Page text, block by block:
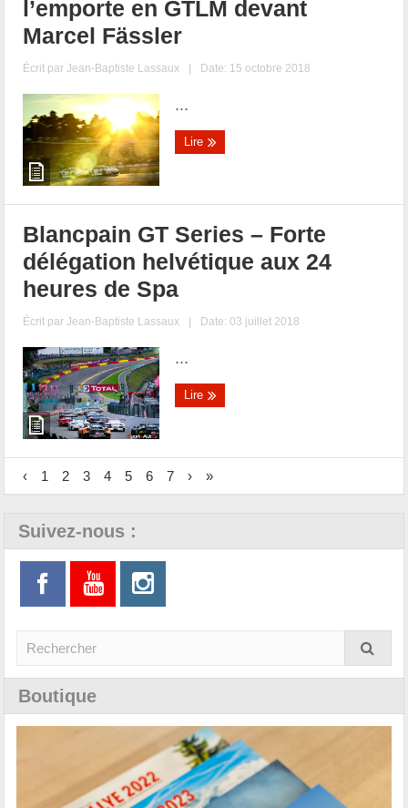
l’emporte en GTLM devant
Marcel Fässler
Écrit parJean-Baptiste Lassaux | Date: 15 octobre 2018
...
Lire
Blancpain GT Series – Forte
délégation helvétique aux 24
heures de Spa
Écrit parJean-Baptiste Lassaux | Date: 03 juillet 2018
...
Lire
‹ 1 2 3 4 5 6 7 › »
Suivez-nous :
Boutique